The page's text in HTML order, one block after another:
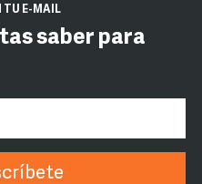
TU E-MAIL
saber para